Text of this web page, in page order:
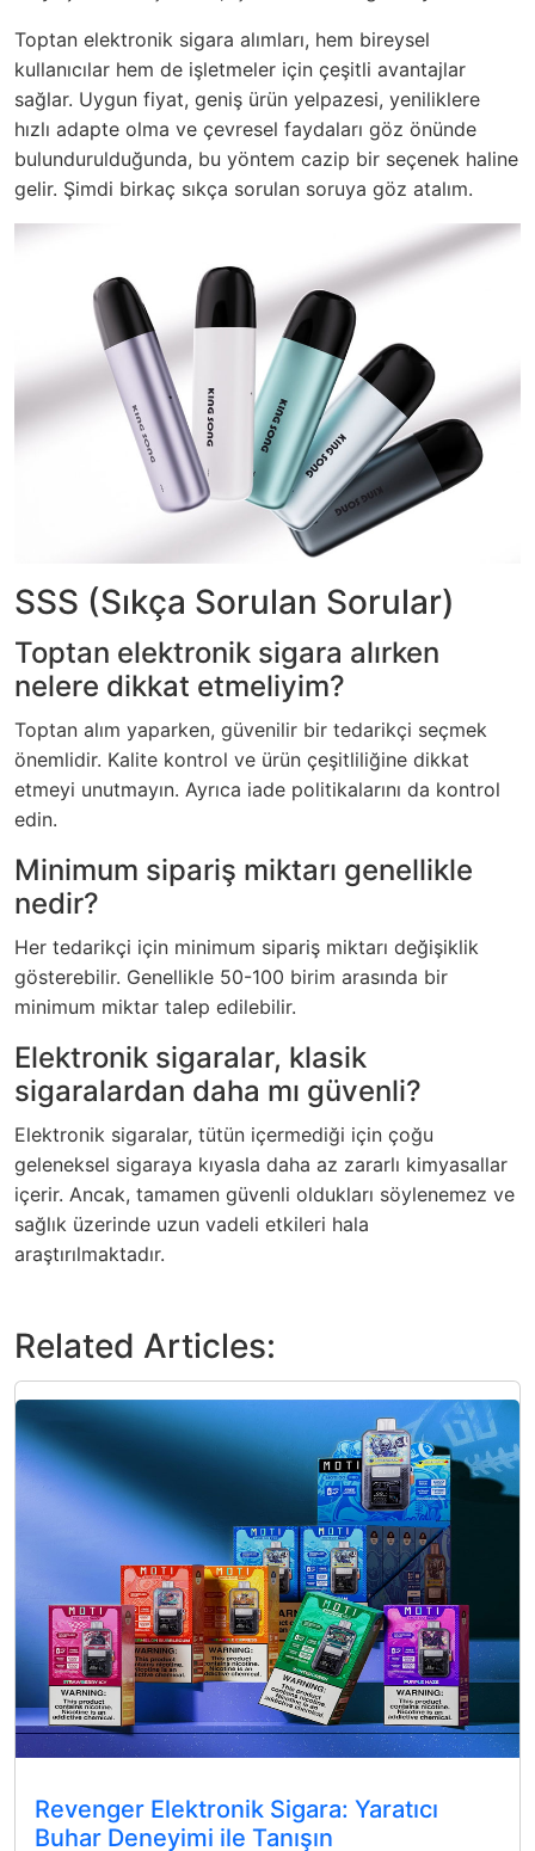
Toptan elektronik sigara alımları, hem bireysel
kullanıcılar hem de işletmeler için çeşitli avantajlar
sağlar. Uygun fiyat, geniş ürün yelpazesi, yeniliklere
hızlı adapte olma ve çevresel faydaları göz önünde
bulundurulduğunda, bu yöntem cazip bir seçenek haline
gelir. Şimdi birkaç sıkça sorulan soruya göz atalım.
SSS (Sıkça Sorulan Sorular)
Toptan elektronik sigara alırken
nelere dikkat etmeliyim?
Toptan alım yaparken, güvenilir bir tedarikçi seçmek
önemlidir. Kalite kontrol ve ürün çeşitliliğine dikkat
etmeyi unutmayın. Ayrıca iade politikalarını da kontrol
edin.
Minimum sipariş miktarı genellikle
nedir?
Her tedarikçi için minimum sipariş miktarı değişiklik
gösterebilir. Genellikle 50-100 birim arasında bir
minimum miktar talep edilebilir.
Elektronik sigaralar, klasik
sigaralardan daha mı güvenli?
Elektronik sigaralar, tütün içermediği için çoğu
geleneksel sigaraya kıyasla daha az zararlı kimyasallar
içerir. Ancak, tamamen güvenli oldukları söylenemez ve
sağlık üzerinde uzun vadeli etkileri hala
araştırılmaktadır.
Related Articles:
Revenger Elektronik Sigara: Yaratıcı
Buhar Deneyimi ile Tanışın